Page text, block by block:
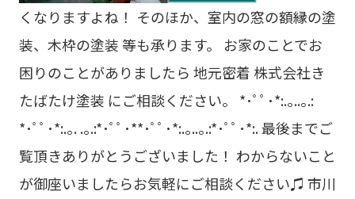
くなりますよね！ そのほか、室内の窓の額縁の塗
装、木枠の塗装 等も承ります。 お家のことでお
困りのことがありましたら 地元密着 株式会社き
たばたけ塗装 にご相談ください。 *･ﾟﾟ･*:.｡..｡.:
*･ﾟﾟ･*:.｡. .｡.:*･ﾟﾟ･**･ﾟﾟ･*:.｡..｡.:*･ﾟﾟ･*:. 最後までご
覧頂きありがとうございました！ わからないこと
が御座いましたらお気軽にご相談ください♫ 市川